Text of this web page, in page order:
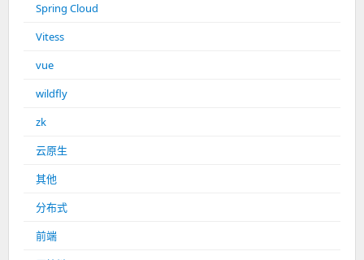
Spring Cloud
Vitess
vue
wildfly
zk
云原生
其他
分布式
前端